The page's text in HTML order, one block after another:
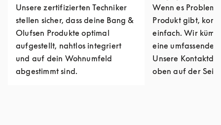
Unsere zertifizierten Techniker
stellen sicher, dass deine Bang &
Olufsen Produkte optimal
aufgestellt, nahtlos integriert
und auf dein Wohnumfeld
abgestimmt sind.
Wenn es
Produkt gibt,
einfach. Wir
eine umfassende
Unsere
oben auf der